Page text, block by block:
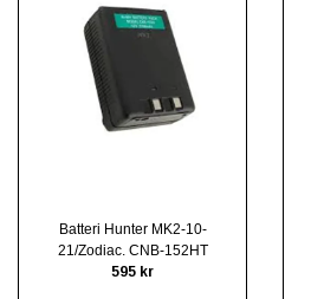
Batteri Hunter MK2-10-
21/Zodiac. CNB-152HT
595 kr